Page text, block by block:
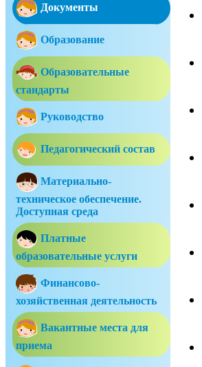
Документы
Образование
Образовательные
стандарты
Руководство
Педагогический состав
Материально-
техническое обеспечение.
Доступная среда
Платные
образовательные услуги
Финансово-
хозяйственная деятельность
Вакантные места для
приема